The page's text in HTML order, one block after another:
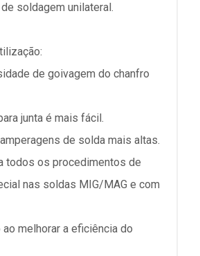
soldagem unilateral.
de goivagem do chanfro
junta é mais fácil.
de solda mais altas.
todos os procedimentos de
nas soldas MIG/MAG e com
ao melhorar a eficiência do